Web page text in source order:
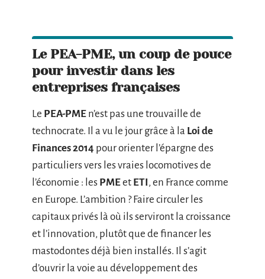
Le PEA-PME, un coup de pouce
pour investir dans les
entreprises françaises
Le PEA-PME n’est pas une trouvaille de
technocrate. Il a vu le jour grâce à la Loi de
Finances 2014 pour orienter l’épargne des
particuliers vers les vraies locomotives de
l’économie : les PMEet ETI, en France comme
en Europe. L’ambition ? Faire circuler les
capitaux privés là où ils serviront la croissance
et l’innovation, plutôt que de financer les
mastodontes déjà bien installés. Il s’agit
d’ouvrir la voie au développement des